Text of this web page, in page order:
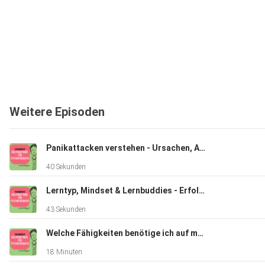
Weitere Episoden
Panikattacken verstehen - Ursachen, Auslöser und individuelle Therapie
40 Sekunden
Lerntyp, Mindset & Lernbuddies - Erfolgreich lernen
43 Sekunden
Welche Fähigkeiten benötige ich auf meinem Weg als Heilpraktikerin für Psychotherapie?
18 Minuten